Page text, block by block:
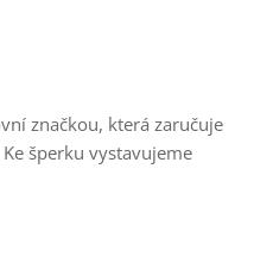
značkou, která zaručuje
šperku vystavujeme